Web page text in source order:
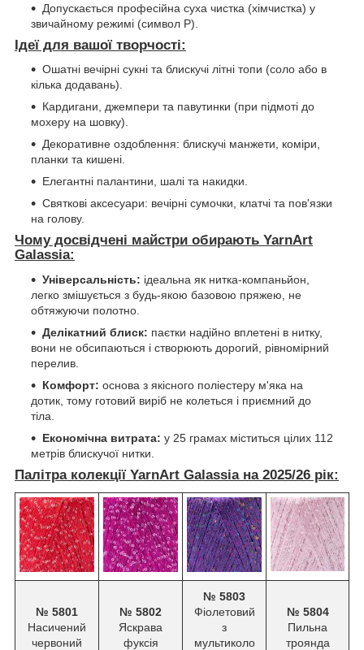
Допускається професійна суха чистка (хімчистка) у
звичайному режимі (символ P).
Ідеї для вашої творчості:
Ошатні вечірні сукні та блискучі літні топи (соло або в
кілька додавань).
Кардигани, джемпери та павутинки (при підмоті до
мохеру на шовку).
Декоративне оздоблення: блискучі манжети, коміри,
планки та кишені.
Елегантні палантини, шалі та накидки.
Святкові аксесуари: вечірні сумочки, клатчі та пов'язки
на голову.
Чому досвідчені майстри обирають YarnArt
Galassia:
Універсальність: ідеальна як нитка-компаньйон,
легко змішується з будь-якою базовою пряжею, не
обтяжуючи полотно.
Делікатний блиск: паєтки надійно вплетені в нитку,
вони не обсипаються і створюють дорогий, рівномірний
перелив.
Комфорт: основа з якісного поліестеру м'яка на
дотик, тому готовий виріб не колеться і приємний до
тіла.
Економічна витрата: у 25 грамах міститься цілих 112
метрів блискучої нитки.
Палітра колекції YarnArt Galassia на 2025/26 рік:
№ 5801
Насичений
червоний
№ 5802
Яскрава
фуксія
№ 5803
Фіолетовий
з
мультиколо
№ 5804
Пильна
троянда